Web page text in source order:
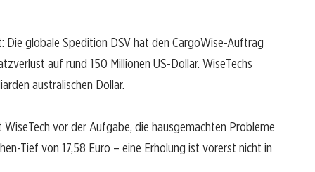
Die globale Spedition DSV hat den CargoWise-Auftrag
auf rund 150 Millionen US-Dollar. WiseTechs
australischen Dollar.
vor der Aufgabe, die hausgemachten Probleme
Tief von 17,58 Euro – eine Erholung ist vorerst nicht in